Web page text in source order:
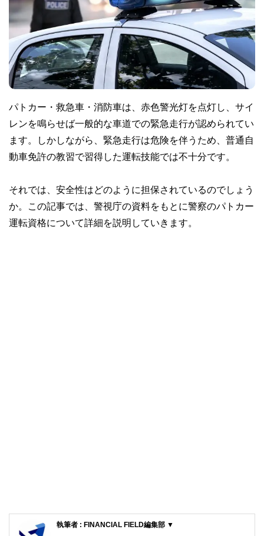
パトカー・救急車・消防車は、赤色警光灯を点灯し、サイ
レンを鳴らせば一般的な車道での緊急走行が認められてい
ます。しかしながら、緊急走行は危険を伴うため、普通自
動車免許の教習で習得した運転技能では不十分です。
それでは、安全性はどのように担保されているのでしょう
か。この記事では、警視庁の資料をもとに警察のパトカー
運転資格について詳細を説明していきます。
執筆者 : FINANCIAL FIELD編集部 ▼